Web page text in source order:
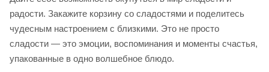
радости. Закажите корзину со сладостями и поделитесь
чудесным настроением с близкими. Это не просто
сладости — это эмоции, воспоминания и моменты счастья,
упакованные в одно волшебное блюдо.